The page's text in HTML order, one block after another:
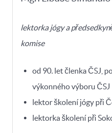
lektorka jógy a
komise
od 90. let členka ČSJ,
výkonného výboru ČSJ
lektor školení jógy při
lektorka školení při